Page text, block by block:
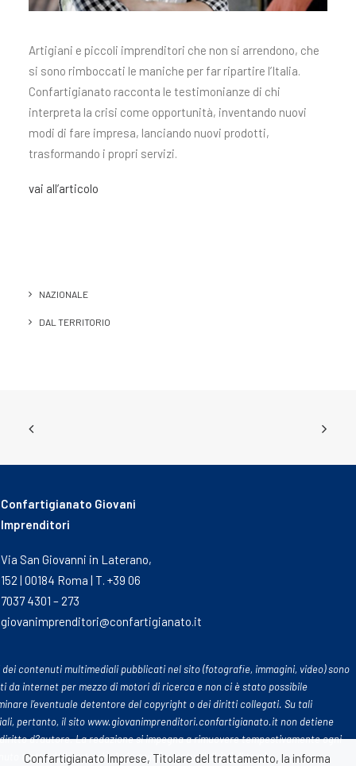
Artigiani e piccoli imprenditori che non si arrendono, che
si sono rimboccati le maniche per far ripartire l’Italia.
Confartigianato racconta le testimonianze di chi
interpreta la crisi come opportunità, inventando nuovi
modi di fare impresa, lanciando nuovi prodotti,
trasformando i propri servizi.
vai all’articolo
NAZIONALE
DAL TERRITORIO
Confartigianato Giovani
Imprenditori
Via San Giovanni in Laterano,
152 | 00184 Roma | T. +39 06
7037 4301 – 273
giovanimprenditori@confartigianato.it
dei contenuti multimediali pubblicati nel sito (fotografie, immagini, video) sono
da internet per mezzo di motori di ricerca e non ci è stato possibile
l’eventuale detentore del copyright o dei diritti collegati. Su tali
pertanto, il sito www.giovanimprenditori.confartigianato.it non detiene
d?autore. La redazione si impegna a rimuovere tempestivamente ogni
tratto dalle rete che leda o violi eventuali diritti di terzi
Confartigianato Imprese, Titolare del trattamento, la informa